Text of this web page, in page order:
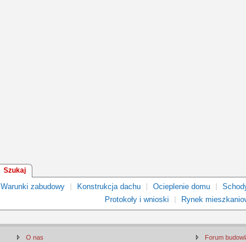
Szukaj
Warunki zabudowy Konstrukcja dachu Ocieplenie domu
Protokoły i wnioski
Rynek
O nas Forum